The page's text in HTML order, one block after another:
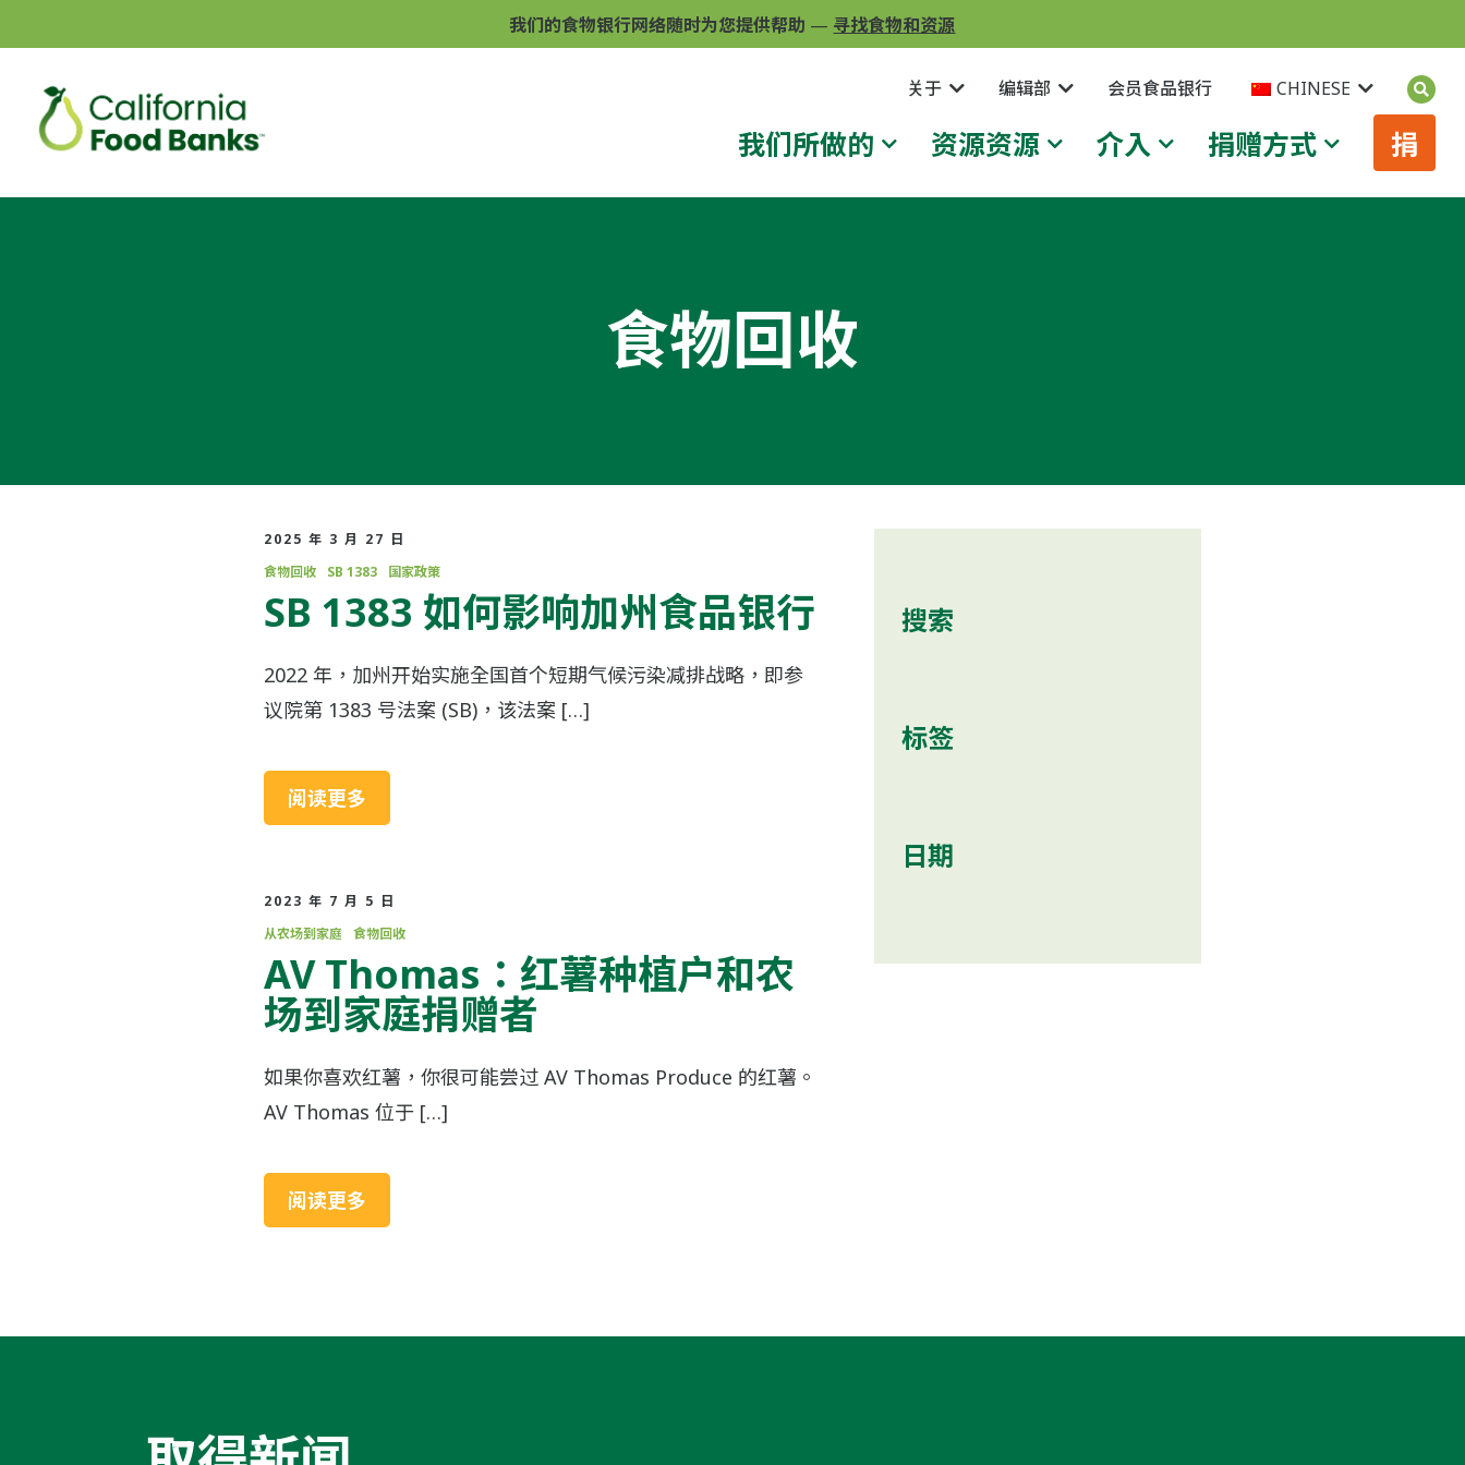
我们的食物银行网络随时为您提供帮助 — 寻找食物和资源
关于 编辑部 会员食品银行 CHINESE
我们所做的 资源资源 介入 捐赠方式 捐
食物回收
2025 年 3 月 27 日
食物回收
SB 1383 国家政策
SB 1383 如何影响加州食品银行
2022 年，加州开始实施全国首个短期气候污染减排战略，即参
议院第 1383 号法案 (SB)，该法案 […]
阅读更多
2023 年 7 月 5 日
从农场到家庭
食物回收
AV Thomas：红薯种植户和农
场到家庭捐赠者
如果你喜欢红薯，你很可能尝过 AV Thomas Produce 的红薯。
AV Thomas 位于 […]
阅读更多
搜索
标签
日期